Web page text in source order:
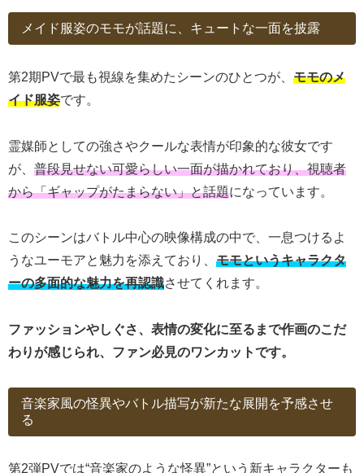
メイド服姿のモモが話題に、キュートな一面を披露
第2期PVで最も視線を集めたシーンのひとつが、 モモのメ
イド服姿です。
霊媒師としての強さやクールな表情が印象的な彼女です
が、 普段見せない可愛らしい一面が描かれており、視聴者
から「ギャップがたまらない」と話題になっています。
このシーンはバトル中心の映像構成の中で、一息つけるよ
うなユーモアと魅力を添えており、 モモというキャラクタ
ーの多面的な魅力を再認識させてくれます。
ファッションやしぐさ、表情の変化に至るまで作画のこだ
わりが感じられ、ファン必見のワンカットです。
音楽家風の怪異やバトル描写が新たな展開を予感させ
る
第2弾PVでは“音楽家のような怪異”という新キャラクターも